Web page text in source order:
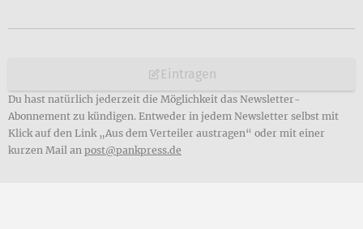
Eintragen
Du hast natürlich jederzeit die Möglichkeit das Newsletter-
Abonnement zu kündigen. Entweder in jedem Newsletter selbst mit
Klick auf den Link „Aus dem Verteiler austragen“ oder mit einer
kurzen Mail an post@pankpress.de